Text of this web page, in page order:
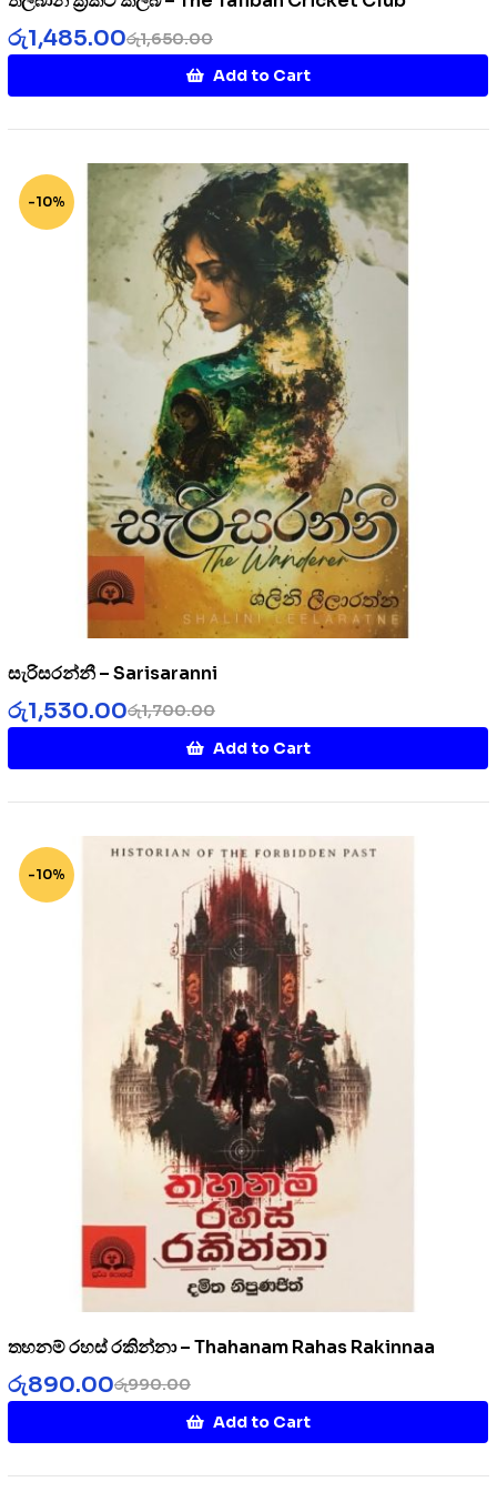
රු1,650.00
රු1,485.00
Add to Cart
-10%
සැරිසරන්නී – Sarisaranni
රු1,700.00
රු1,530.00
Add to Cart
-10%
තහනම් රහස් රකින්නා – Thahanam Rahas Rakinnaa
රු990.00
රු890.00
Add to Cart